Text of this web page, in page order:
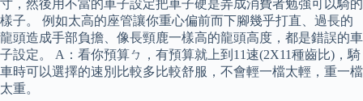
寸，然後用不當的車子設定把車子硬是弄成消費者勉強可以騎的
樣子。 例如太高的座管讓你重心偏前而下腳幾乎打直、過長的
龍頭造成手部負擔、像長頸鹿一樣高的龍頭高度，都是錯誤的車
子設定。 A：看你預算ㄅ，有預算就上到11速(2X11種齒比)，騎
車時可以選擇的速別比較多比較舒服，不會輕一檔太輕，重一檔
太重。